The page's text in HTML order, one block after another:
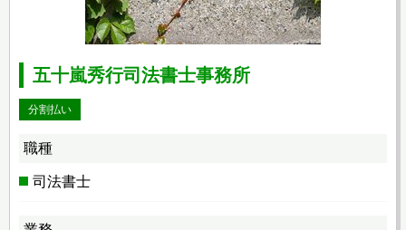
五十嵐秀行司法書士事務所
分割払い
職種
司法書士